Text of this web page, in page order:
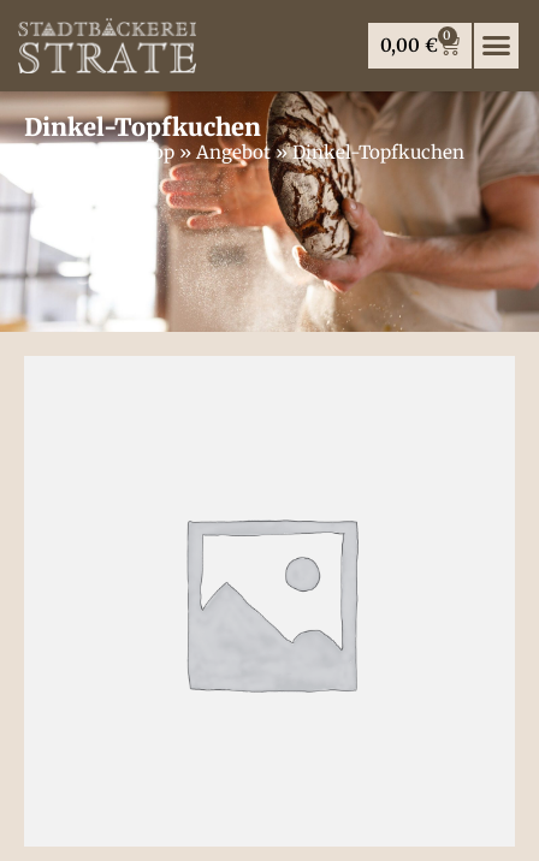
0,00 € 0
Dinkel-Topfkuchen
Startseite Shop »Angebot»Dinkel-Topfkuchen